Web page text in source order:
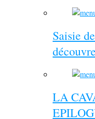
Saisie
LA